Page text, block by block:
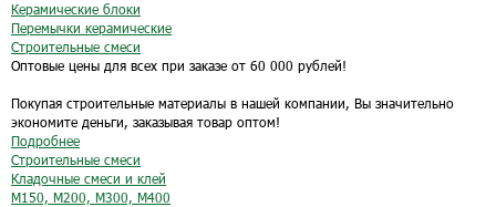
Керамические блоки
Перемычки керамические
Строительные смеси
Оптовые цены для всех при заказе от 60 000 рублей!
Покупая строительные материалы в нашей компании, Вы значительно
экономите деньги, заказывая товар оптом!
Подробнее
Строительные смеси
Кладочные смеси и клей
М150, М200, М300, М400